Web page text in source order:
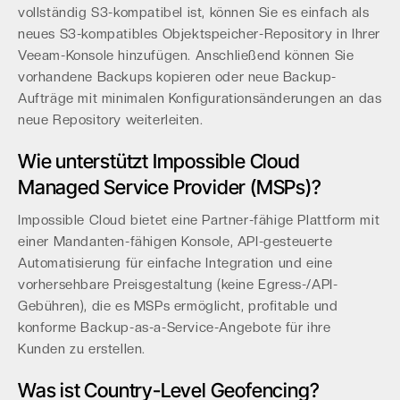
vollständig S3-kompatibel ist, können Sie es einfach als
neues S3-kompatibles Objektspeicher-Repository in Ihrer
Veeam-Konsole hinzufügen. Anschließend können Sie
vorhandene Backups kopieren oder neue Backup-
Aufträge mit minimalen Konfigurationsänderungen an das
neue Repository weiterleiten.
Wie unterstützt Impossible Cloud
Managed Service Provider (MSPs)?
Impossible Cloud bietet eine Partner-fähige Plattform mit
einer Mandanten-fähigen Konsole, API-gesteuerte
Automatisierung für einfache Integration und eine
vorhersehbare Preisgestaltung (keine Egress-/API-
Gebühren), die es MSPs ermöglicht, profitable und
konforme Backup-as-a-Service-Angebote für ihre
Kunden zu erstellen.
Was ist Country-Level Geofencing?